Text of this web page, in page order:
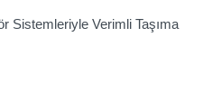
Sistemleriyle Verimli Taşıma